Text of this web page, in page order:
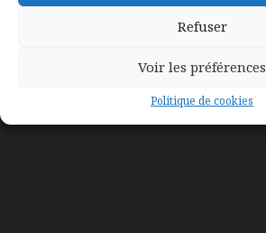
Refuser
Voir les préférences
Politique de cookies